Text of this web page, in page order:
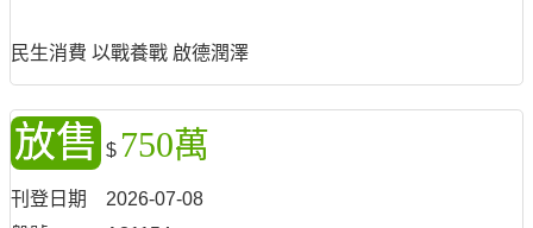
民生消費 以戰養戰 啟德潤澤
放售 $ 750萬
刊登日期
2026-07-08